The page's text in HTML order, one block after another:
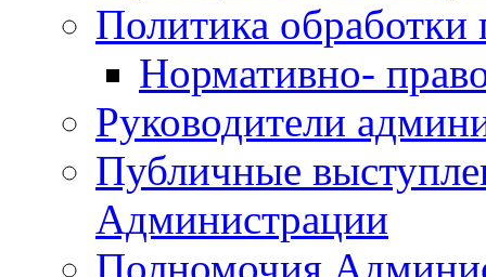
Политика
Нормативно-
Руководители
Публичные
Администрации